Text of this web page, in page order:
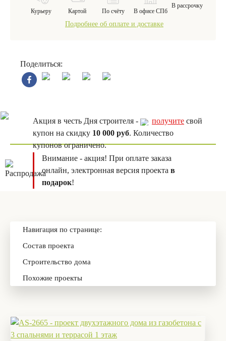
Курьеру Картой По счёту В офисе СПб
В рассрочку
Подробнее об оплате и доставке
Поделиться:
Акция в честь Дня строителя - получите свой
купон на скидку 10 000 руб. Количество
купонов ограничено.
Внимание - акция! При оплате заказа
онлайн, электронная версия проекта в
подарок!
Навигация по странице:
Состав проекта
Строительство дома
Похожие проекты